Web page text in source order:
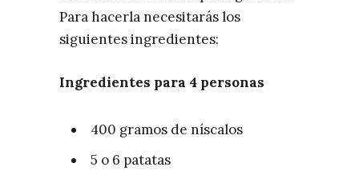
Para hacerla necesitarás los
siguientes ingredientes:
Ingredientes para 4 personas
400 gramos de níscalos
5 o 6 patatas